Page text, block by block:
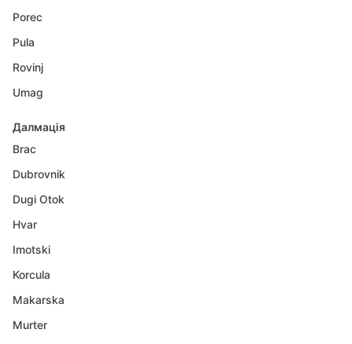
Porec
Pula
Rovinj
Umag
Далмація
Brac
Dubrovnik
Dugi Otok
Hvar
Imotski
Korcula
Makarska
Murter